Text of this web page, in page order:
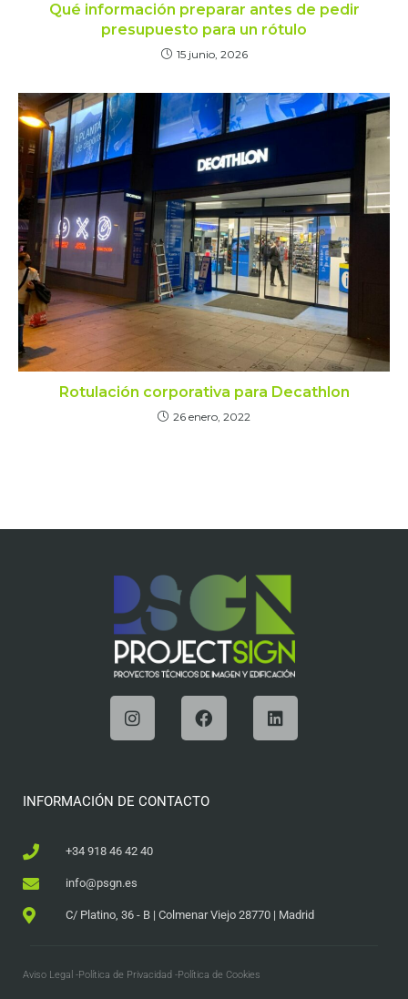
Qué información preparar antes de pedir
presupuesto para un rótulo
15 junio, 2026
Rotulación corporativa para Decathlon
26 enero, 2022
INFORMACIÓN DE CONTACTO
+34 918 46 42 40
info@psgn.es
C/ Platino, 36 - B | Colmenar Viejo 28770 | Madrid
Aviso Legal -Política de Privacidad -Política de Cookies